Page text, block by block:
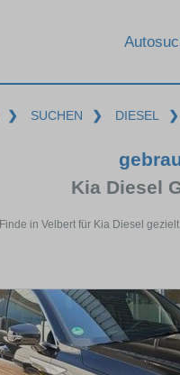
❯ SUCHEN ❯ DIESEL ❯
Kia Diesel
Finde in Velbert für Kia Diesel